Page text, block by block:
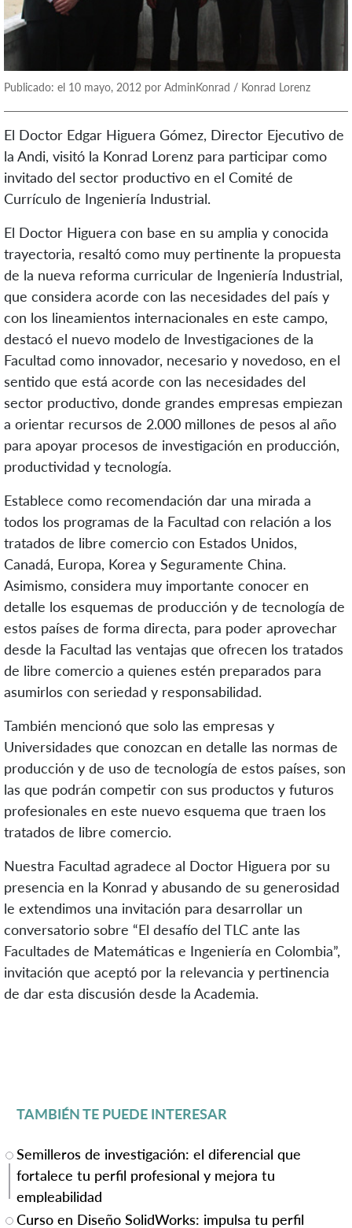
Publicado: el 10 mayo, 2012 por AdminKonrad / Konrad Lorenz
El Doctor Edgar Higuera Gómez, Director Ejecutivo de
la Andi, visitó la Konrad Lorenz para participar como
invitado del sector productivo en el Comité de
Currículo de Ingeniería Industrial.
El Doctor Higuera con base en su amplia y conocida
trayectoria, resaltó como muy pertinente la propuesta
de la nueva reforma curricular de Ingeniería Industrial,
que considera acorde con las necesidades del país y
con los lineamientos internacionales en este campo,
destacó el nuevo modelo de Investigaciones de la
Facultad como innovador, necesario y novedoso, en el
sentido que está acorde con las necesidades del
sector productivo, donde grandes empresas empiezan
a orientar recursos de 2.000 millones de pesos al año
para apoyar procesos de investigación en producción,
productividad y tecnología.
Establece como recomendación dar una mirada a
todos los programas de la Facultad con relación a los
tratados de libre comercio con Estados Unidos,
Canadá, Europa, Korea y Seguramente China.
Asimismo, considera muy importante conocer en
detalle los esquemas de producción y de tecnología de
estos países de forma directa, para poder aprovechar
desde la Facultad las ventajas que ofrecen los tratados
de libre comercio a quienes estén preparados para
asumirlos con seriedad y responsabilidad.
También mencionó que solo las empresas y
Universidades que conozcan en detalle las normas de
producción y de uso de tecnología de estos países, son
las que podrán competir con sus productos y futuros
profesionales en este nuevo esquema que traen los
tratados de libre comercio.
Nuestra Facultad agradece al Doctor Higuera por su
presencia en la Konrad y abusando de su generosidad
le extendimos una invitación para desarrollar un
conversatorio sobre “El desafío del TLC ante las
Facultades de Matemáticas e Ingeniería en Colombia”,
invitación que aceptó por la relevancia y pertinencia
de dar esta discusión desde la Academia.
TAMBIÉN TE PUEDE INTERESAR
Semilleros de investigación: el diferencial que
fortalece tu perfil profesional y mejora tu
empleabilidad
Curso en Diseño SolidWorks: impulsa tu perfil